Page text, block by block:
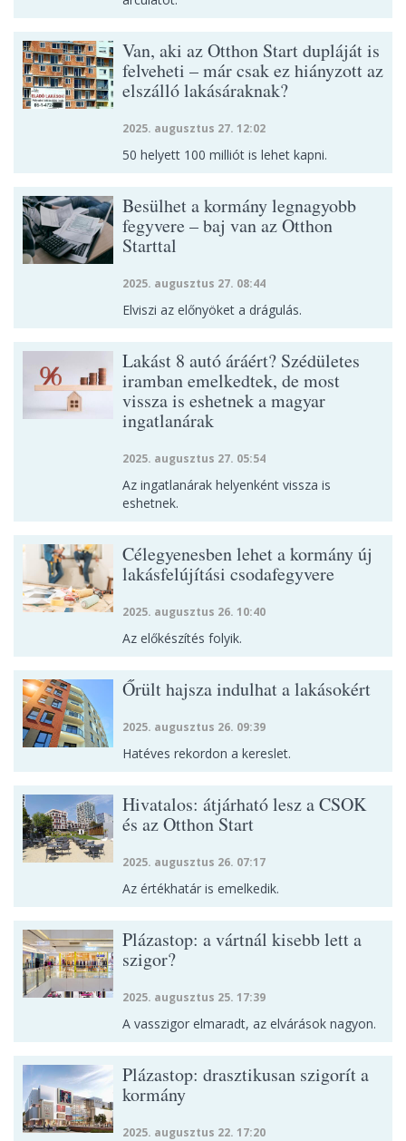
Van, aki az Otthon Start dupláját is
felveheti – már csak ez hiányzott az
elszálló lakásáraknak?
2025. augusztus 27. 12:02
50 helyett 100 milliót is lehet kapni.
Besülhet a kormány legnagyobb
fegyvere – baj van az Otthon
Starttal
2025. augusztus 27. 08:44
Elviszi az előnyöket a drágulás.
Lakást 8 autó áráért? Szédületes
iramban emelkedtek, de most
vissza is eshetnek a magyar
ingatlanárak
2025. augusztus 27. 05:54
Az ingatlanárak helyenként vissza is
eshetnek.
Célegyenesben lehet a kormány új
lakásfelújítási csodafegyvere
2025. augusztus 26. 10:40
Az előkészítés folyik.
Őrült hajsza indulhat a lakásokért
2025. augusztus 26. 09:39
Hatéves rekordon a kereslet.
Hivatalos: átjárható lesz a CSOK
és az Otthon Start
2025. augusztus 26. 07:17
Az értékhatár is emelkedik.
Plázastop: a vártnál kisebb lett a
szigor?
2025. augusztus 25. 17:39
A vasszigor elmaradt, az elvárások nagyon.
Plázastop: drasztikusan szigorít a
kormány
2025. augusztus 22. 17:20